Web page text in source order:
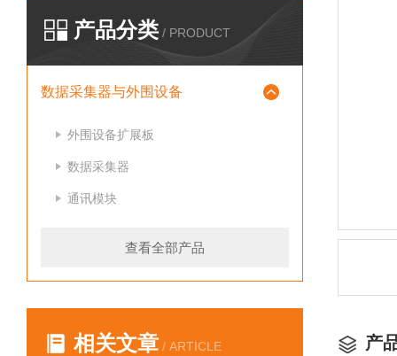
产品分类 / PRODUCT
数据采集器与外围设备
外围设备扩展板
数据采集器
通讯模块
查看全部产品
相关文章 / ARTICLE 产